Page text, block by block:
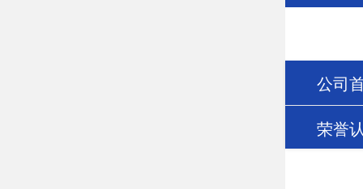
公司
荣誉